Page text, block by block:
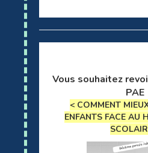
Vous souhaitez
PAE
< COMMENT
ENFANTS FACE AU